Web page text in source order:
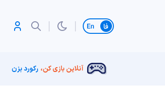
تغییر زبان
آنلاین بازی کن، رکورد بزن